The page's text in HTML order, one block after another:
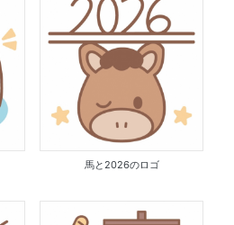
馬と2026のロゴ